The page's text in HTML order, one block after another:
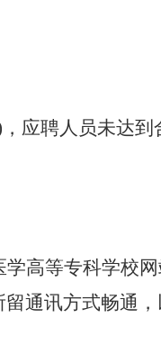
应聘人员未达
高等专科学校
通讯方式畅通，